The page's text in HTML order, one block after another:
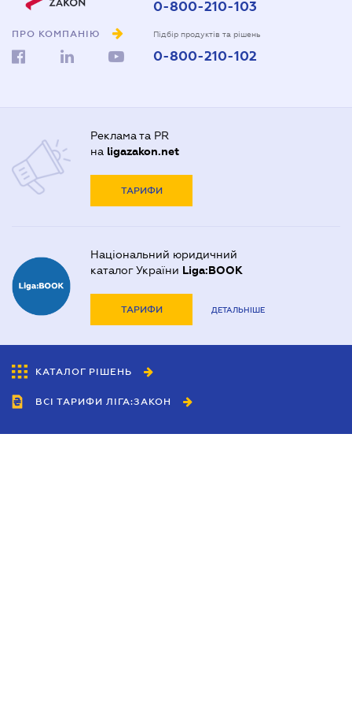
ПРО КОМПАНІЮ
0-800-210-103
Підбір продуктів та рішень
0-800-210-102
Реклама та PR
на ligazakon.net
ТАРИФИ
Національний юридичний
каталог України Liga:BOOK
ТАРИФИ ДЕТАЛЬНІШЕ
КАТАЛОГ РІШЕНЬ
ВСІ ТАРИФИ ЛІГА:ЗАКОН